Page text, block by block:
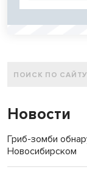
Новости
Гриб-зомби
Новосибирском